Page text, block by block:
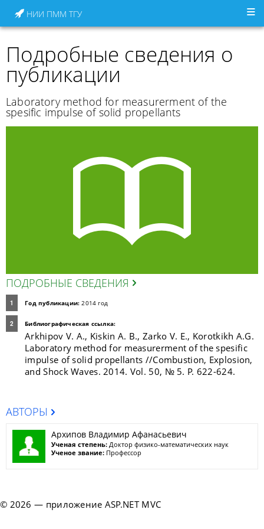
НИИ ПММ ТГУ
Подробные сведения о
публикации
Laboratory method for measurerment of the
spesific impulse of solid propellants
ПОДРОБНЫЕ СВЕДЕНИЯ
Год публикации: 2014 год
Библиографическая ссылка:
Arkhipov V. A., Kiskin A. B., Zarko V. E., Korotkikh A.G.
Laboratory method for measurerment of the spesific
impulse of solid propellants //Combustion, Explosion,
and Shock Waves. 2014. Vol. 50, № 5. P. 622-624.
АВТОРЫ
Архипов Владимир Афанасьевич
Ученая степень: Доктор физико-математических наук
Ученое звание: Профессор
© 2026 — приложение ASP.NET MVC